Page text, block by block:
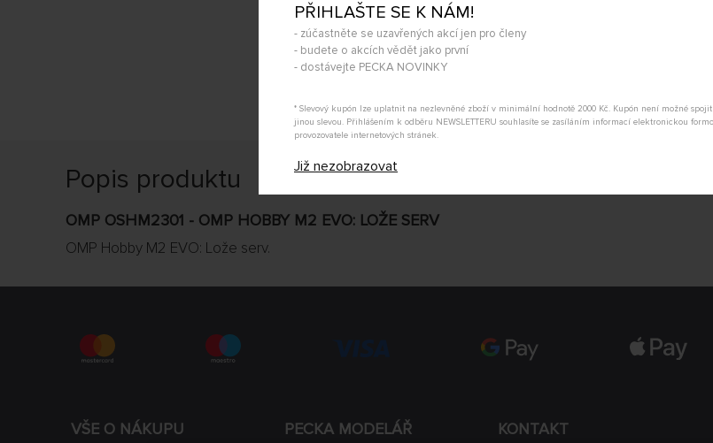
PŘIHLAŠTE SE K NÁM!
- zúčastněte se uzavřených akcí jen pro členy
- budete o akcích vědět jako první
- dostávejte PECKA NOVINKY
* Slevový kupón lze uplatnit na nezlevněné zboží v minimální hodnotě 2000 Kč. Kupón není možné spojit
jinou slevou. Přihlášením k odběru NEWSLETTERU souhlasíte se zasíláním informací elektronickou
provozovatele internetových stránek.
Již nezobrazovat
Nevíte si rady s
my Vás s
POSLAT
Popis produktu
OMP OSHM2301 - OMP HOBBY M2 EVO: LOŽE SERV
OMP Hobby M2 EVO: Lože serv.
VŠE O NÁKUPU PECKA MODELÁŘ KONTAKT